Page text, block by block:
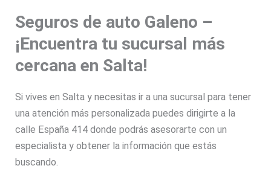
Seguros de auto Galeno –
¡Encuentra tu sucursal más
cercana en Salta!
Si vives en Salta y necesitas ir a una sucursal para tener
una atención más personalizada puedes dirigirte a la
calle España 414 donde podrás asesorarte con un
especialista y obtener la información que estás
buscando.